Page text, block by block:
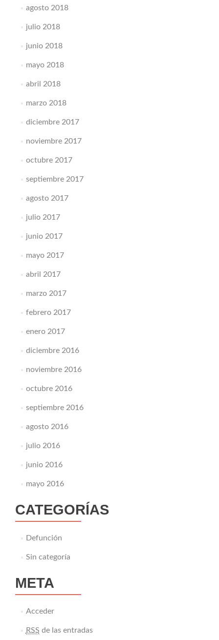
agosto 2018
julio 2018
junio 2018
mayo 2018
abril 2018
marzo 2018
diciembre 2017
noviembre 2017
octubre 2017
septiembre 2017
agosto 2017
julio 2017
junio 2017
mayo 2017
abril 2017
marzo 2017
febrero 2017
enero 2017
diciembre 2016
noviembre 2016
octubre 2016
septiembre 2016
agosto 2016
julio 2016
junio 2016
mayo 2016
CATEGORÍAS
Defunción
Sin categoría
META
Acceder
RSS de las entradas